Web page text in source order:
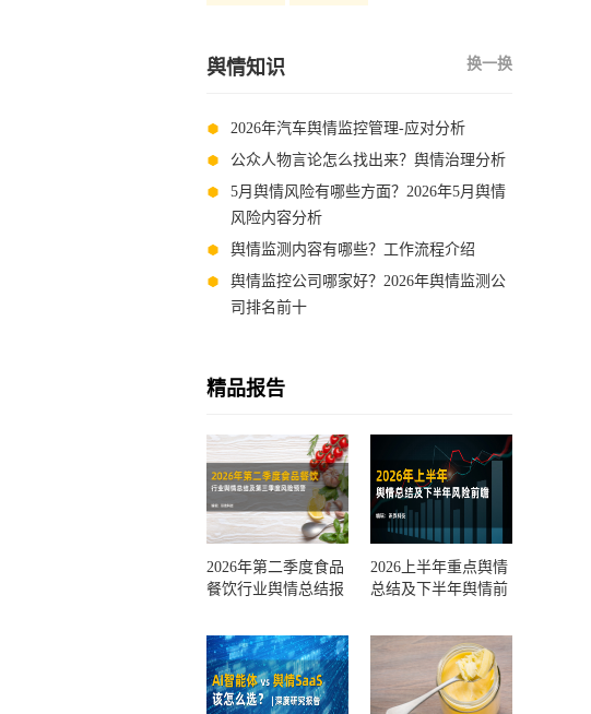
舆情知识 换一换
2026年汽车舆情监控管理-应对分析
公众人物言论怎么找出来？舆情治理分析
5月舆情风险有哪些方面？2026年5月舆情
风险内容分析
舆情监测内容有哪些？工作流程介绍
舆情监控公司哪家好？2026年舆情监测公
司排名前十
精品报告
2026年第二季度食品
餐饮行业舆情总结报
测
2026上半年重点舆情
总结及下半年舆情前